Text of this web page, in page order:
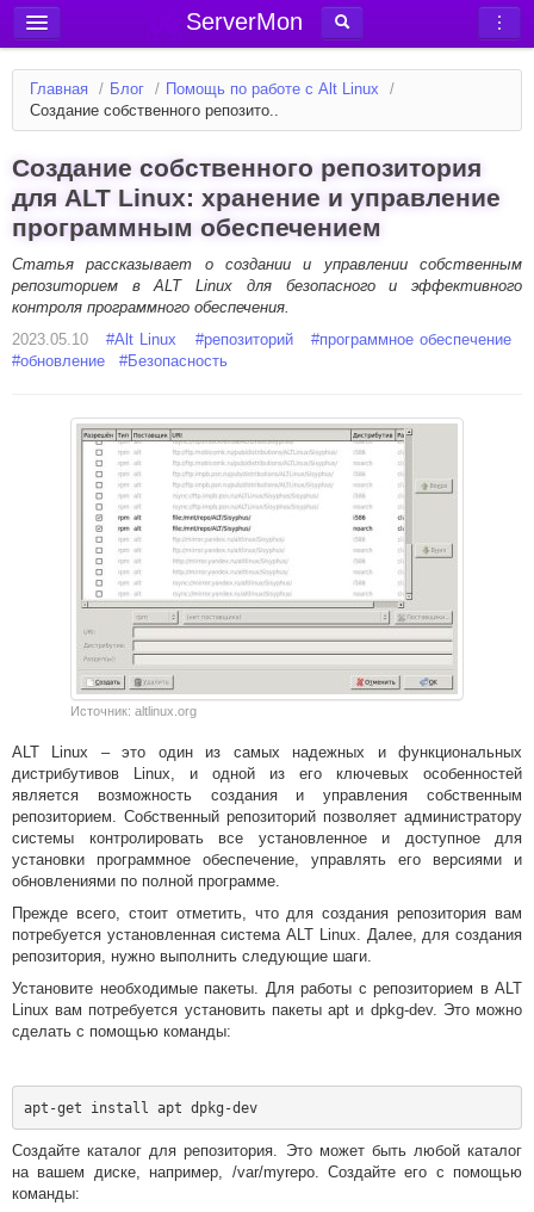
ServerMon
Добавить сервер
Мониторинг серверов
Блог
Статьи
Форум
Вход в аккаунт
Главная / Блог / Помощь по работе с Alt Linux
/
Создание собственного репозито..
Создание собственного репозитория
для ALT Linux: хранение и управление
программным обеспечением
Статья рассказывает о создании и управлении собственным
репозиторием в ALT Linux для безопасного и эффективного
контроля программного обеспечения.
2023.05.10
#Alt Linux #репозиторий #программное обеспечение
#обновление #Безопасность
Источник: altlinux.org
ALT Linux – это один из самых надежных и функциональных
дистрибутивов Linux, и одной из его ключевых особенностей
является возможность создания и управления собственным
репозиторием. Собственный репозиторий позволяет администратору
системы контролировать все установленное и доступное для
установки программное обеспечение, управлять его версиями и
обновлениями по полной программе.
Прежде всего, стоит отметить, что для создания репозитория вам
потребуется установленная система ALT Linux. Далее, для создания
репозитория, нужно выполнить следующие шаги.
Установите необходимые пакеты. Для работы с репозиторием в ALT
Linux вам потребуется установить пакеты apt и dpkg-dev. Это можно
сделать с помощью команды:
apt-get install apt dpkg-dev
Создайте каталог для репозитория. Это может быть любой каталог
на вашем диске, например, /var/myrepo. Создайте его с помощью
команды: